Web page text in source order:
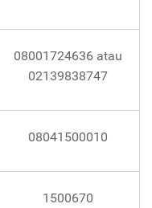
08001724636 atau
02139838747
08041500010
1500670